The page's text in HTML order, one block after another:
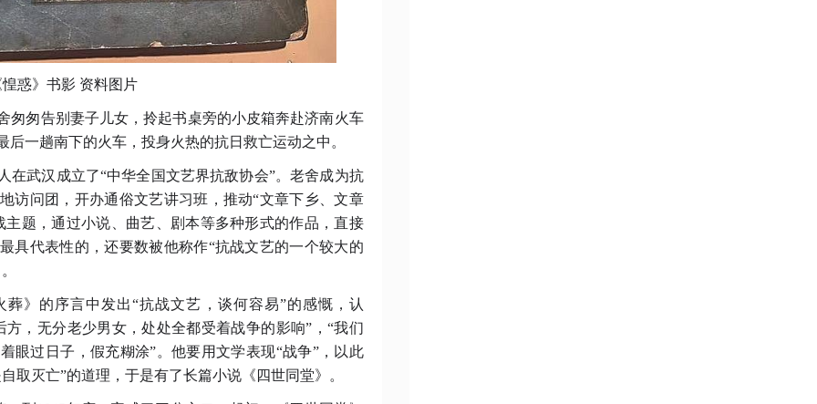
惶惑》书影 资料图片
匆匆告别妻子儿女，拎起书桌旁的小皮箱奔赴济南火车
一趟南下的火车，投身火热的抗日救亡运动之中。
在武汉成立了“中华全国文艺界抗敌协会”。老舍成为抗
访问团，开办通俗文艺讲习班，推动“文章下乡、文章
题，通过小说、曲艺、剧本等多种形式的作品，直接
具代表性的，还要数被他称作“抗战文艺的一个较大的
葬》的序言中发出“抗战文艺，谈何容易”的感慨，认
，无分老少男女，处处全都受着战争的影响”，“我们
眼过日子，假充糊涂”。他要用文学表现“战争”，以此
取灭亡”的道理，于是有了长篇小说《四世同堂》。